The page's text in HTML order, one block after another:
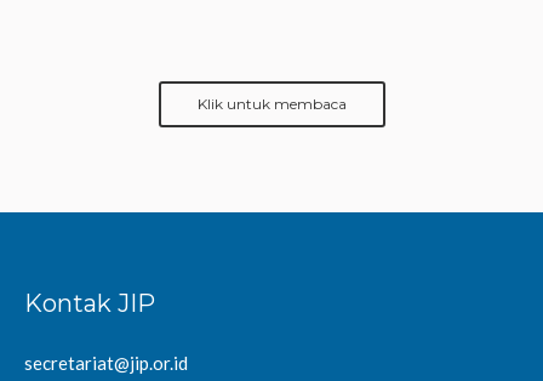
Klik untuk membaca
Kontak JIP
secretariat@jip.or.id